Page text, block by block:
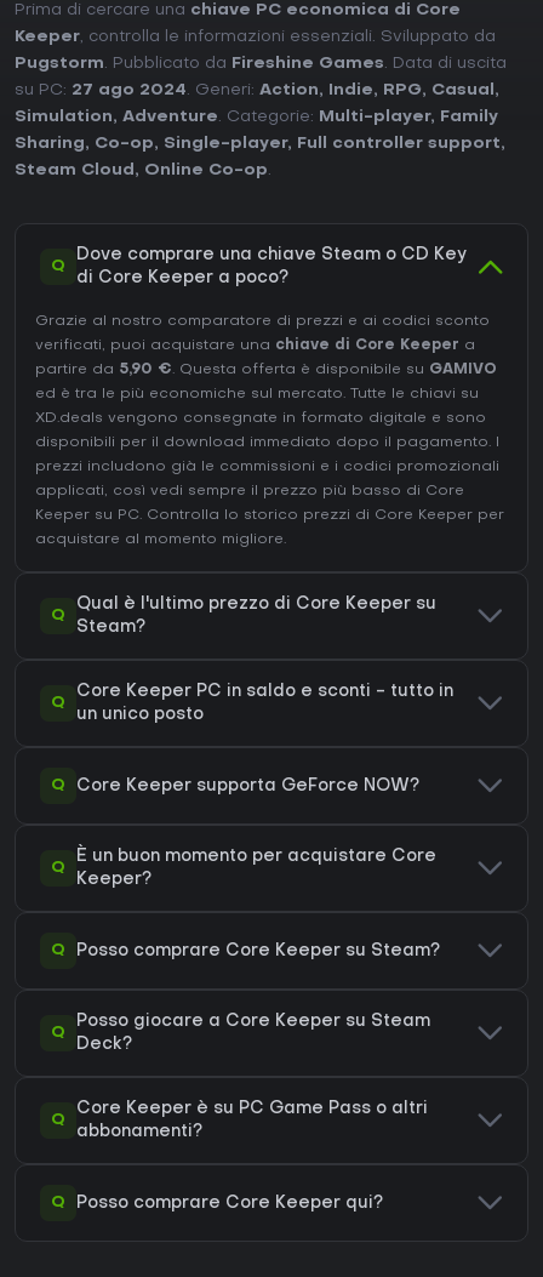
Prima di cercare una chiave PC economica di Core
Keeper, controlla le informazioni essenziali. Sviluppato da
Pugstorm. Pubblicato da Fireshine Games. Data di uscita
su PC: 27 ago 2024. Generi: Action, Indie, RPG, Casual ,
Simulation, Adventure. Categorie: Multi-player,
Family
Sharing, Co-op, Single-player, Full controller support,
Steam Cloud , Online Co-op.
Q
Dove comprare una chiave Steam o CD Key
di Core Keeper a poco?
Grazie al nostro comparatore di prezzi e ai codici sconto
verificati, puoi acquistare una chiave di Core Keeper a
partire da 5,90 €. Questa offerta è disponibile su GAMIVO
ed è tra le più economiche sul mercato. Tutte le chiavi su
XD.deals vengono consegnate in formato digitale e sono
disponibili per il download immediato dopo il pagamento. I
prezzi includono già le commissioni e i codici promozionali
applicati, così vedi sempre il prezzo più basso di Core
Keeper su PC. Controlla lo storico prezzi di Core Keeper per
acquistare al momento migliore.
Q
Qual è l'ultimo prezzo di Core Keeper su
Steam?
Q
Core Keeper PC in saldo e sconti - tutto in
un unico posto
Q Core Keeper supporta GeForce NOW?
Q
È un buon momento per acquistare Core
Keeper?
Q Posso comprare Core Keeper su Steam?
Q
Posso giocare a Core Keeper su Steam
Deck?
Q
Core Keeper è su PC Game Pass o altri
abbonamenti?
Q Posso comprare Core Keeper qui?